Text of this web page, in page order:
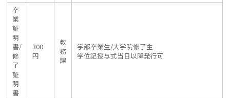
卒
業
証
明
書/
修
了
証
明
書
300
円
教
務
課
学部卒業生/大学院修了生
学位記授与式当日以降発行可